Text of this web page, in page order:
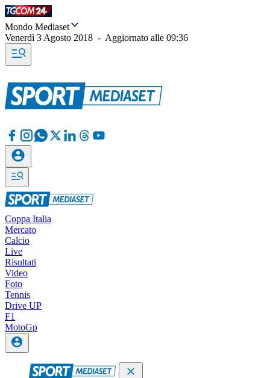
Mondo Mediaset
Venerdì 3 Agosto 2018 - Aggiornato alle 09:36
Coppa Italia
Mercato
Calcio
Live
Risultati
Video
Foto
Tennis
Drive UP
F1
MotoGp